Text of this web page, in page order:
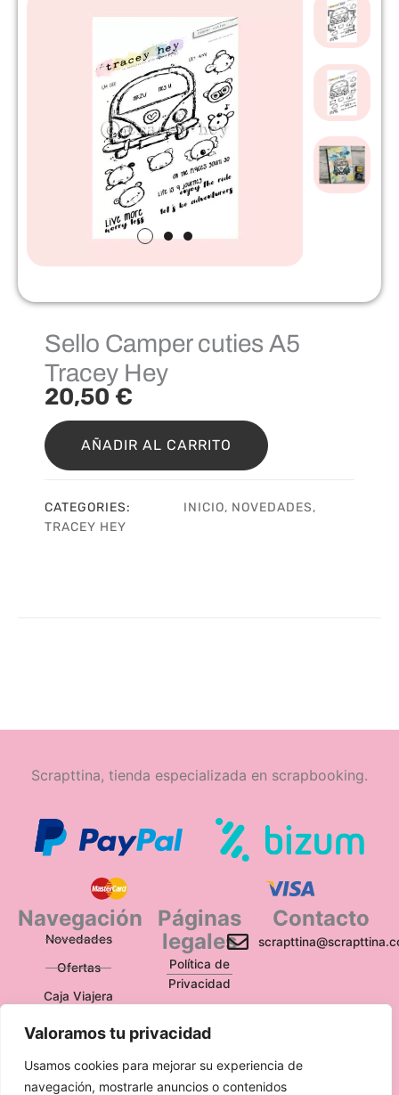
Valoramos tu privacidad
Usamos cookies para mejorar su experiencia de
navegación, mostrarle anuncios o contenidos
Sello Camper cuties A5
Tracey Hey
20,50 €
Camper
cuties
Hey
cantidad
AÑADIR AL CARRITO
CATEGORIES: INICIO, NOVEDADES,
TRACEY HEY
Scrapttina, tienda especializada en scrapbooking.
Navegación
Novedades
Ofertas
Caja Viajera
Páginas
legales
Política de
Privacidad
Política de
Devoluciones
Aviso Legal
Contacto